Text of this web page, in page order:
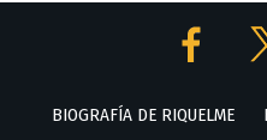
BIOGRAFÍA DE RIQUELME